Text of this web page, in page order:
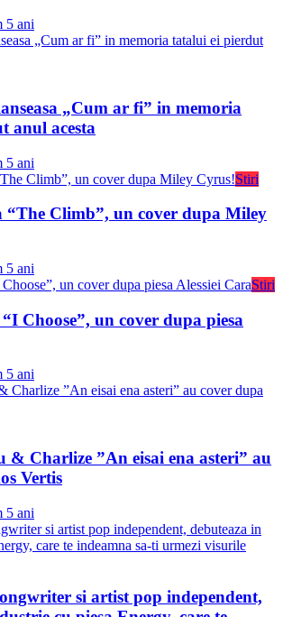
5 ani
„Cum ar fi” in memoria
anul acesta
5 ani
Stiri
“The Climb”, un cover dupa Miley
5 ani
Stiri
Choose”, un cover dupa piesa
5 ani
& Charlize ”An eisai ena asteri” au
Vertis
5 ani
si artist pop independent,